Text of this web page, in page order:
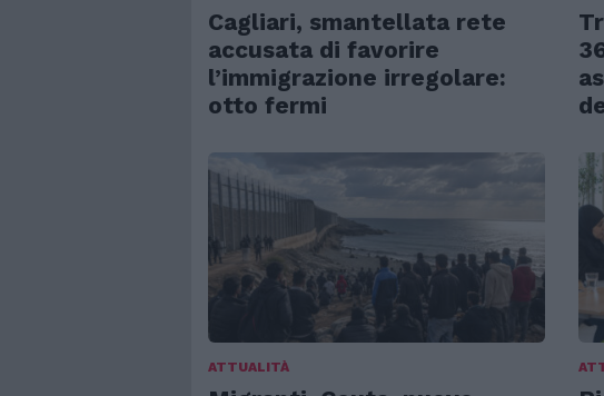
Cagliari, smantellata rete
accusata di favorire
l’immigrazione irregolare:
otto fermi
ATTUALITÀ